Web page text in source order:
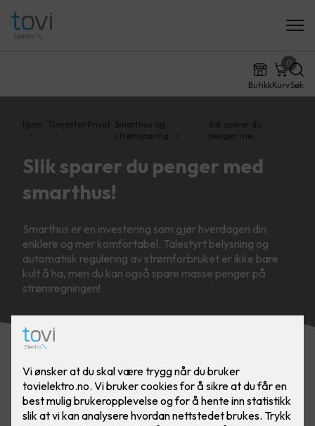
ButikkKurv
0
Søk
Hjem Tjenester Privat Smarthus og
strømsparing
Slik sparer du
penger me…
Slik sparer du penger med
smarthus!
Smarthus er en investering som gjør hverdagen din
enklere og mer komfortabel. Talestyrt belysning og
automatisk regulering av strømforbruket er ikke bare
kult å ha, men du kan også spare masse penger på
strømregningen!